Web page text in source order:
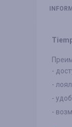
-
-
-
-